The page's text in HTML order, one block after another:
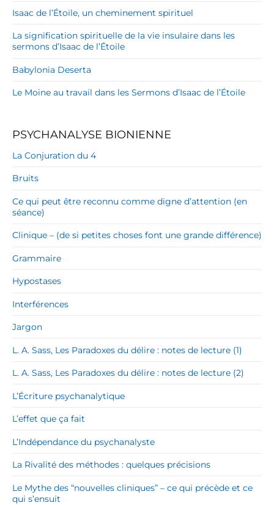
Isaac de l’Étoile, un cheminement spirituel
La signification spirituelle de la vie insulaire dans les
sermons d’Isaac de l’Étoile
Babylonia Deserta
Le Moine au travail dans les Sermons d’Isaac de l’Étoile
PSYCHANALYSE BIONIENNE
La Conjuration du 4
Bruits
Ce qui peut être reconnu comme digne d’attention (en
séance)
Clinique – (de si petites choses font une grande différence)
Grammaire
Hypostases
Interférences
Jargon
L. A. Sass, Les Paradoxes du délire : notes de lecture (1)
L. A. Sass, Les Paradoxes du délire : notes de lecture (2)
L’Écriture psychanalytique
L’effet que ça fait
L’Indépendance du psychanalyste
La Rivalité des méthodes : quelques précisions
Le Mythe des “nouvelles cliniques” – ce qui précède et ce
qui s’ensuit